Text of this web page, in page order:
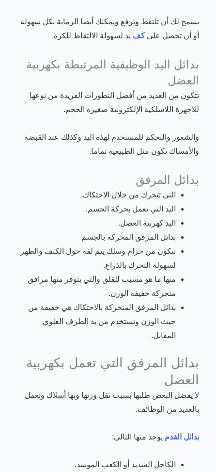
يسمح لك أن تلتقط وترفع ويمكنك أيضا الرماية بكل سهولة
أو أن تحصل علىكف يد لسهولة الالتقاط للكرة.
بدائل اليد الوظيفية المرتبطة بكهربية
العضل
تتكون من العديد من أفضل التطورات الفريدة من نوعها
للأجهزة اللاسلكية الإلكترونية صغيرة الحجم.
والشعور والتحكم للمستخدم لهذه اليد وكذلك عند القبضة
والأمساك تكون مثل الطبيعية تماما.
بدائل المرفق
التي تتحرك من خلال الاحتكاك.
اليد التي تعمل بحركة الجسم.
اليد كهربية العضل.
بدائل المرفق المحركة بالجسم
تتكون من حزام وسلك يتم لفه حول الكتف والظهر
لسهولة التحرك بالذراع.
منها ما هو مسبب للقلق والتي يتوفر منها مرافق
متحركة خفيفة الوزن.
بدائل المرفق المتحركة بالاحتكاك هي خفيفة من
حيث الوزن وتستخدم من يد الطرف العلوي
المقابل.
بدائل المرفق التي تعمل بكهربية
العضل
لا يفضل البعض طلبها بسبب ثقل وزنها وبها أسلاك وتعمل
بالعديد من الوظائف.
بدائل القدم يوجد منها التالي:
الكاحل الشديد أو الكعب الموسد.